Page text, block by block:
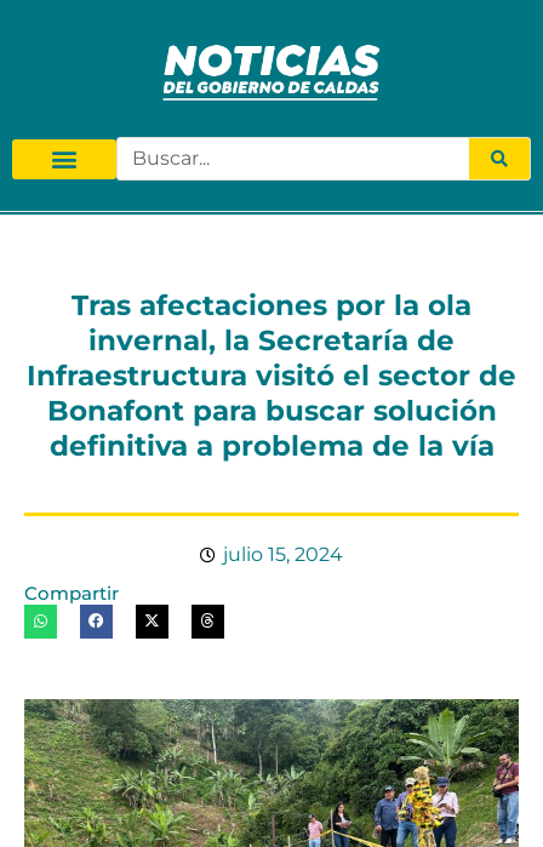
Tras afectaciones por la ola
invernal, la Secretaría de
Infraestructura visitó el sector de
Bonafont para buscar solución
definitiva a problema de la vía
julio 15, 2024
Compartir